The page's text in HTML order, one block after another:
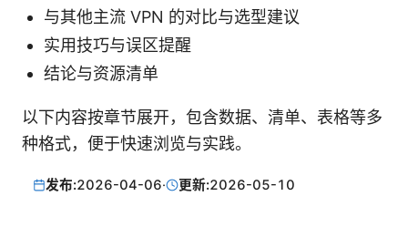
与其他主流 VPN 的对比与选型建议
实用技巧与误区提醒
结论与资源清单
以下内容按章节展开，包含数据、清单、表格等多
种格式，便于快速浏览与实践。
发布:2026-04-06· 更新:2026-05-10